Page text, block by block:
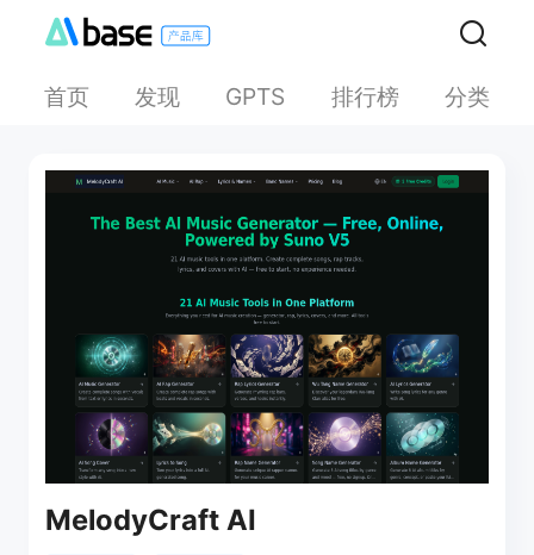
首页 发现 GPTS 排行榜 分类
MelodyCraft AI